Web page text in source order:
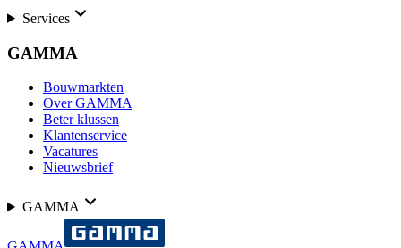
Services
GAMMA
Bouwmarkten
Over GAMMA
Beter klussen
Klantenservice
Vacatures
Nieuwsbrief
GAMMA